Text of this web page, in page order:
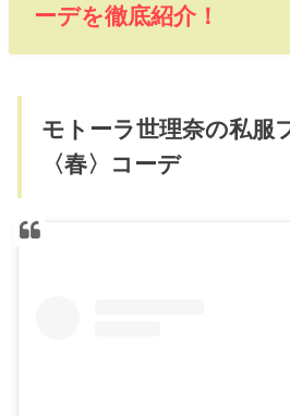
ーデを徹底紹介！
モトーラ世理奈の私服
〈春〉コーデ